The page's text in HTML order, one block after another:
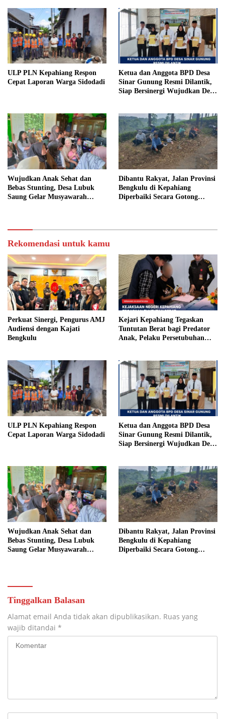
Penjara
ULP PLN Kepahiang Respon
Cepat Laporan Warga Sidodadi
Ketua dan Anggota BPD Desa
Sinar Gunung Resmi Dilantik,
Siap Bersinergi Wujudkan Desa
Wujudkan Anak Sehat dan
Bebas Stunting, Desa Lubuk
Saung Gelar Musyawarah
Dibantu Rakyat, Jalan Provinsi
Bengkulu di Kepahiang
Diperbaiki Secara Gotong
Rekomendasi untuk kamu
Perkuat Sinergi, Pengurus AMJ
Audiensi dengan Kajati
Bengkulu
Kejari Kepahiang Tegaskan
Tuntutan Berat bagi Predator
Anak, Pelaku Persetubuhan
Penjara
ULP PLN Kepahiang Respon
Cepat Laporan Warga Sidodadi
Ketua dan Anggota BPD Desa
Sinar Gunung Resmi Dilantik,
Siap Bersinergi Wujudkan Desa
Wujudkan Anak Sehat dan
Bebas Stunting, Desa Lubuk
Saung Gelar Musyawarah
Dibantu Rakyat, Jalan Provinsi
Bengkulu di Kepahiang
Diperbaiki Secara Gotong
Tinggalkan Balasan
Alamat email Anda tidak akan dipublikasikan. Ruas yang
wajib ditandai *